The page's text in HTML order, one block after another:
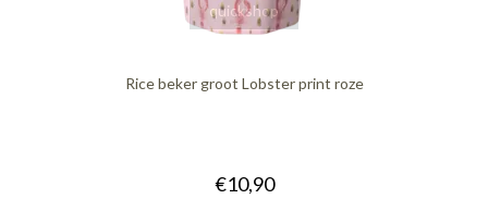
quickshop
Rice beker groot Lobster print roze
€10,90